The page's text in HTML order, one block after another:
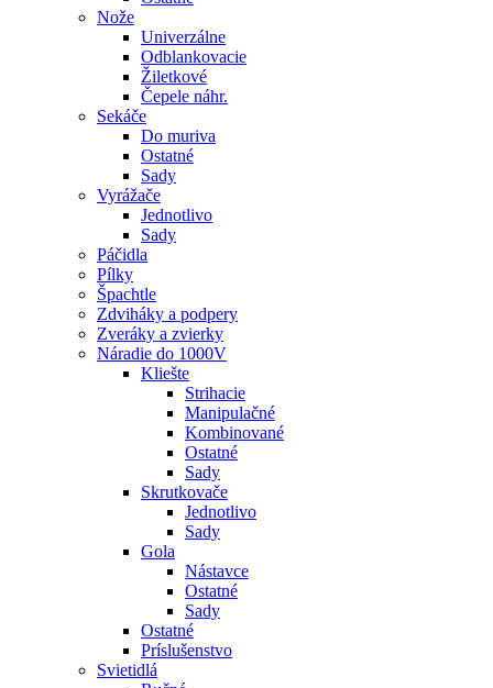
Nože
Univerzálne
Odblankovacie
Žiletkové
Čepele náhr.
Sekáče
Do muriva
Ostatné
Sady
Vyrážače
Jednotlivo
Sady
Páčidla
Pílky
Špachtle
Zdviháky a podpery
Zveráky a zvierky
Náradie do 1000V
Kliešte
Strihacie
Manipulačné
Kombinované
Ostatné
Sady
Skrutkovače
Jednotlivo
Sady
Gola
Nástavce
Ostatné
Sady
Ostatné
Príslušenstvo
Svietidlá